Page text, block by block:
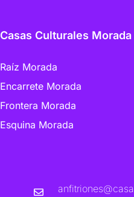
Casas Culturales Morada
Raíz Morada
Encarrete Morada
Frontera Morada
Esquina Morada